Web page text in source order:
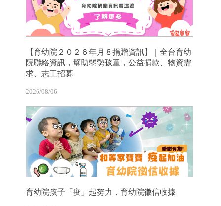
【育幼院２０２６年月８捐贈資訊】｜全台育幼
院聯絡資訊，幫助弱勢孩童，公益捐款、物資需
求、志工招募
2026/08/06
育幼院孩子「疫」起努力，育幼院徵信收據